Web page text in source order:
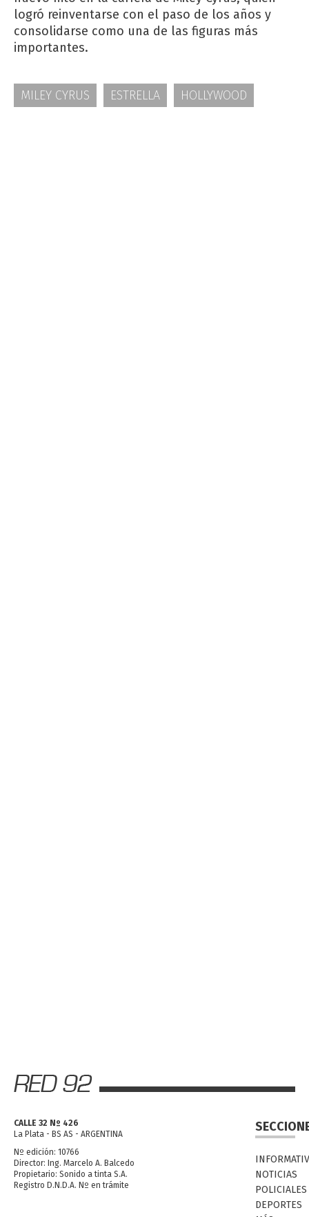
logró reinventarse con el paso de los años y
consolidarse como una de las figuras más
importantes.
MILEY CYRUS ESTRELLA HOLLYWOOD
CALLE 32 Nº 426
La Plata - BS AS - ARGENTINA
Nº edición: 10766
Director: Ing. Marcelo A. Balcedo
Propietario: Sonido a tinta S.A.
Registro D.N.D.A. Nº en trámite
NOTICIAS
POLICIALES
DEPORTES